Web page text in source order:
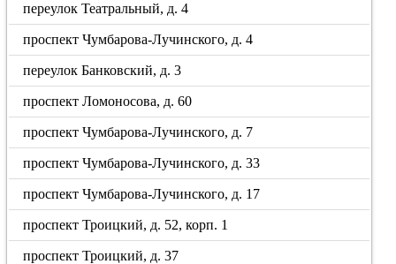
переулок Театральный, д. 4
проспект Чумбарова-Лучинского, д. 4
переулок Банковский, д. 3
проспект Ломоносова, д. 60
проспект Чумбарова-Лучинского, д. 7
проспект Чумбарова-Лучинского, д. 33
проспект Чумбарова-Лучинского, д. 17
проспект Троицкий, д. 52, корп. 1
проспект Троицкий, д. 37